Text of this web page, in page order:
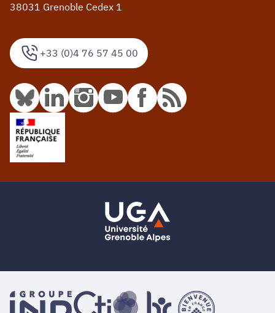
+33 (0)4 76 57 45 00
38031 Grenoble Cedex 1